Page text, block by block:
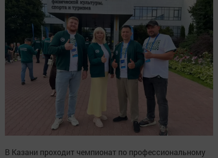
В Казани проходит чемпионат по профессиональному